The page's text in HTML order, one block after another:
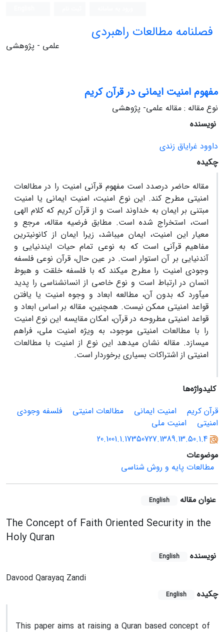
فصلنامه مطالعات راهبردی
علمی - پژوهشی
مفهوم امنیت ایمانی در قرآن کریم
نوع مقاله : مقاله علمی- پژوهشی
نویسنده
داوود غرایاق زندی
چکیده
مقاله حاضر درصدد است مفهوم قرآنی امنیت را در مطالعات
امنیتی مطرح کند. این نوع امنیت، امنیت ایمانی یا امنیت
مبتنی بر ایمان به خداوند است و از قرآن کریم که کلام الهی
است، استخراج شده است. مطابق فرضیه مقاله، مرجع و
معیار این امنیت، ایمان می‏باشد، زیرا ایمان از کانونی‏ترین
مفاهیم قرآنی است که به نوعی تمام حیات این‏دنیایی و
آن‏دنیایی بر آن استوار است. در عین حال، قرآن نوعی فلسفه
وجودی امنیت را مطرح می‏کند که با فلسفه خلقت و هبوط
انسان در ارتباط است و نوع خاصی از انسان‏شناسی را پدید
می‏آورد که بدون آن، مطالعه ابعاد و وجوه امنیت یا یافتن
قواعد امنیتی ممکن نیست. همچنین، مقاله بر اساس ابعاد و
قواعد امنیتی مطروحه در قرآن، امکان مقایسه این نوع امنیت
را با مطالعات امنیتی موجود، به ‏ویژه امنیت ملی، فراهم
می‏سازد. مقاله نشان می‏دهد این نوع از امنیت با مطالعات
امنیتی از اشتراکات بسیاری برخوردار است.
کلیدواژه‌ها
قرآن کریم
امنیت ایمانی مطالعات امنیتی
فلسفه وجودی
امنیتی
امنیت ملی
20.1001.1.17350727.1389.13.50.1.4
موضوعات
مطالعات پایه و روش شناسی
عنوان مقاله English
The Concept of Faith Oriented Security in the
Holy Quran
نویسنده English
Davood Qarayaq Zandi
چکیده
English
This paper aims at raising a Quran based concept of